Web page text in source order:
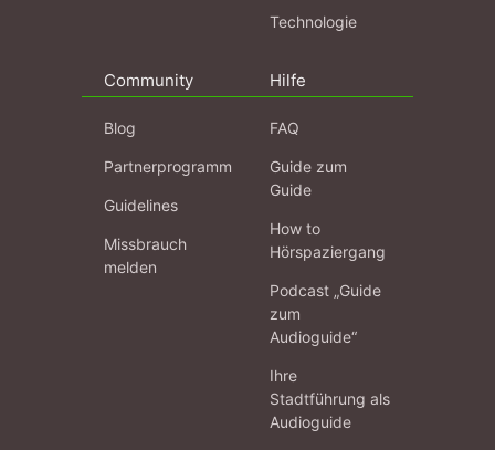
Technologie
Community
Blog
Partnerprogramm
Guidelines
Missbrauch
melden
Hilfe
FAQ
Guide zum
Guide
How to
Hörspaziergang
Podcast „Guide
zum
Audioguide“
Ihre
Stadtführung als
Audioguide